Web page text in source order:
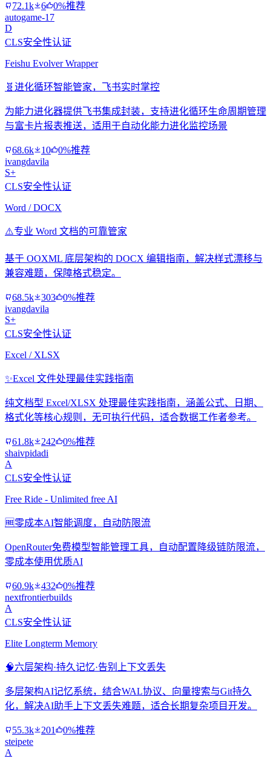
72.1k 6
0%推荐
autogame-17
D
CLS安全性认证
Feishu Evolver Wrapper
🧬 进化循环智能管家，飞书实时掌控
为能力进化器提供飞书集成封装，支持进化循环生命周期管理
与富卡片报表推送，适用于自动化能力进化监控场景
68.6k 10
0%推荐
ivangdavila
S+
CLS安全性认证
Word / DOCX
⚠️专业 Word 文档的可靠管家
基于 OOXML 底层架构的 DOCX 编辑指南，解决样式漂移与
兼容难题，保障格式稳定。
68.5k 303
0%推荐
ivangdavila
S+
CLS安全性认证
Excel / XLSX
✨Excel 文件处理最佳实践指南
纯文档型 Excel/XLSX 处理最佳实践指南，涵盖公式、日期、
格式化等核心规则，无可执行代码，适合数据工作者参考。
61.8k 242
0%推荐
shaivpidadi
A
CLS安全性认证
Free Ride - Unlimited free AI
🆓零成本AI智能调度，自动防限流
OpenRouter免费模型智能管理工具，自动配置降级链防限流，
零成本使用优质AI
60.9k 432
0%推荐
nextfrontierbuilds
A
CLS安全性认证
Elite Longterm Memory
🧠六层架构·持久记忆·告别上下文丢失
多层架构AI记忆系统，结合WAL协议、向量搜索与Git持久
化，解决AI助手上下文丢失难题，适合长期复杂项目开发。
55.3k 201
0%推荐
steipete
A